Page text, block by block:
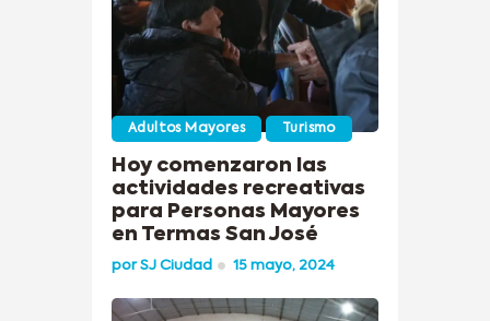
Adultos Mayores Turismo
Hoy comenzaron las
actividades recreativas
para Personas Mayores
en Termas San José
porSJ Ciudad 15 mayo, 2024